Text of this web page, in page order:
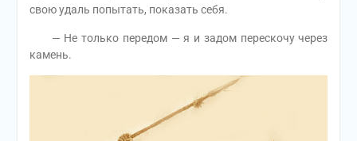
свою удаль попытать, показать себя.
— Не только передом — я и задом перескочу через
камень.